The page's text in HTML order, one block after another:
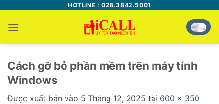
nội
dung
HOTLINE : 028.3842.5001
Cách gỡ bỏ phần mềm trên máy tính
Windows
Được xuất bản vào 5 Tháng 12, 2025 tại 600 × 350